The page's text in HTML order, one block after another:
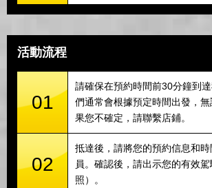
活動流程
01
請確保在預約時間前30分鐘到
們通常會根據預定時間出發，
果您不確定，請聯繫店鋪。
02
抵達後，請將您的預約信息和
員。確認後，請出示您的有效
照）。